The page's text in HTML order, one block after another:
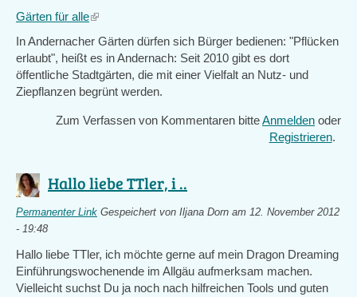
Gärten für alle(link
external)
In Andernacher Gärten dürfen sich Bürger bedienen: "Pflücken
erlaubt", heißt es in Andernach: Seit 2010 gibt es dort
öffentliche Stadtgärten, die mit einer Vielfalt an Nutz- und
Ziepflanzen begrünt werden.
Zum Verfassen von Kommentaren bitteAnmelden oder
Registrieren.
Hallo liebe TTler, i ..
Permanenter Link Gespeichert von Iljana Dorn am 12. November 2012
- 19:48
Hallo liebe TTler, ich möchte gerne auf mein Dragon Dreaming
Einführungswochenende im Allgäu aufmerksam machen.
Vielleicht suchst Du ja noch nach hilfreichen Tools und guten